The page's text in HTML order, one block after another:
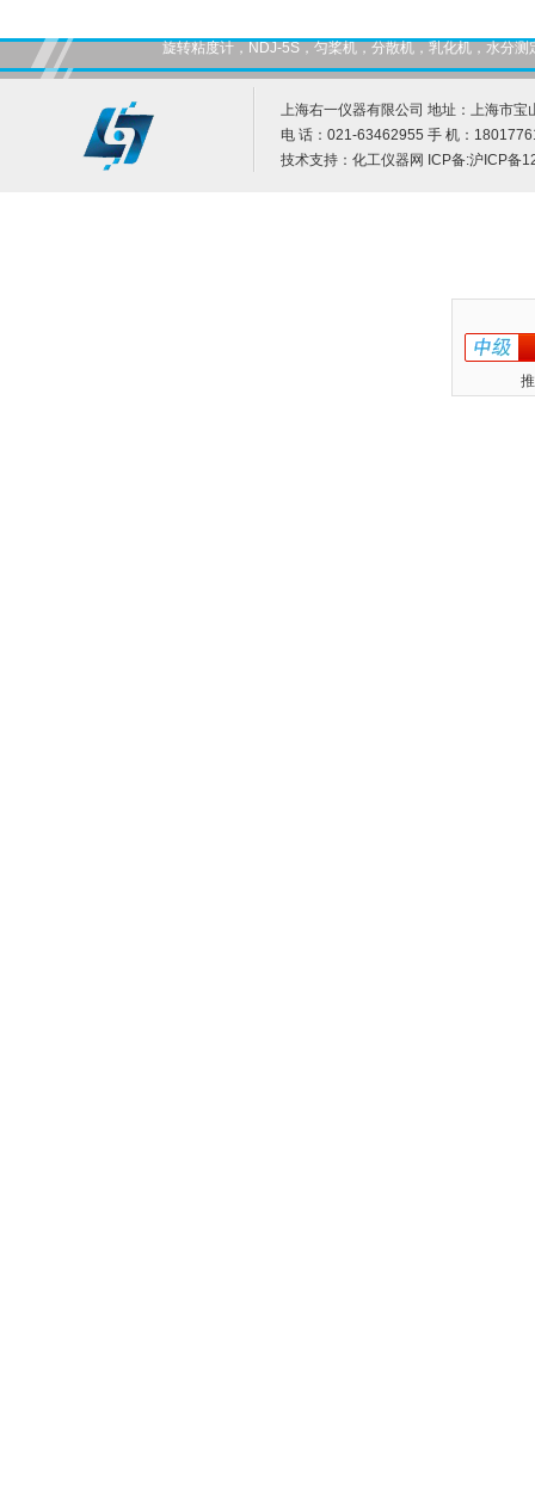
旋转粘度计，NDJ-5S，匀桨机，分散机，乳化机，水分
上海右一仪器有限公司 地址：上海市宝
电 话：021-63462955 手 机：
技术支持： 化工仪器网 ICP备:沪ICP备